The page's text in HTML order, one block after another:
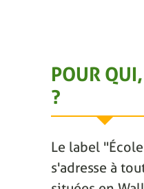
POUR
?
Le label
s'adresse à